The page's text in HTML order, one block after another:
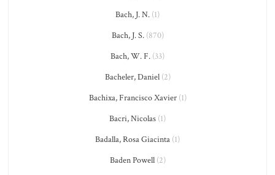
Bach, J. N. (1)
Bach, J. S.(870)
Bach, W. F. (33)
Bacheler, Daniel(2)
Bachixa, Francisco Xavier(1)
Bacri, Nicolas (1)
Badalla, Rosa Giacinta (1)
Baden Powell(2)